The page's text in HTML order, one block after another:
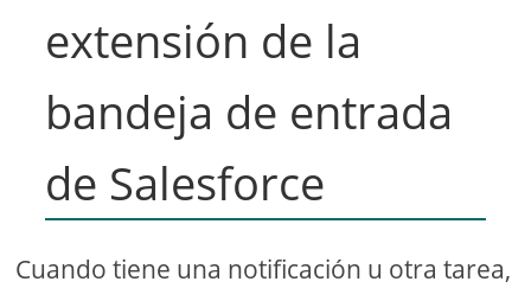
extensión de la
bandeja de entrada
de Salesforce
Cuando tiene una notificación u otra tarea,